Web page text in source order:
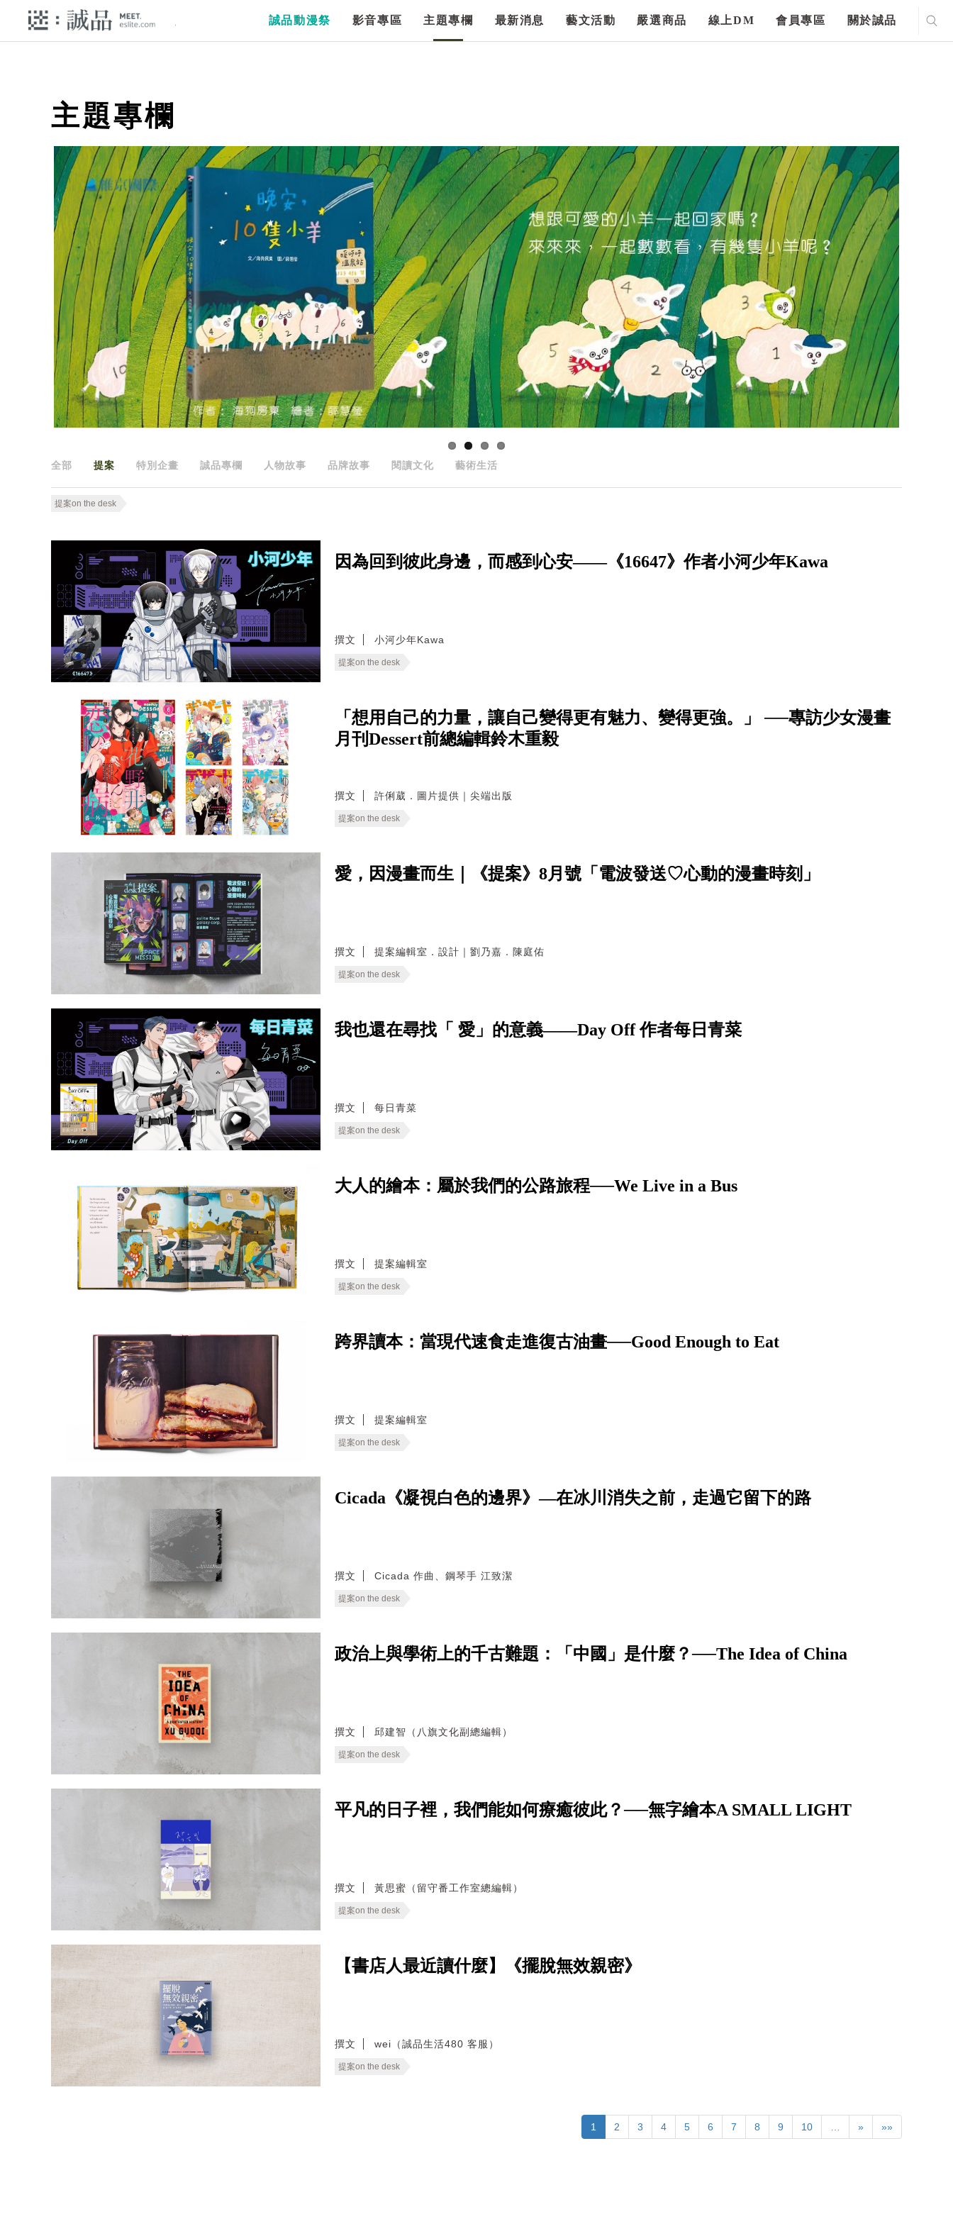
誠品動漫祭 影音專區 主題專欄 最新消息 藝文活動 嚴選商品 線上DM 會員專區 關於誠品
主題專欄
全部 提案 特別企畫 誠品專欄 人物故事 品牌故事 閱讀文化 藝術生活
提案on the desk
因為回到彼此身邊，而感到心安——《16647》作者小河少年Kawa
撰文 小河少年Kawa
提案on the desk
「想用自己的力量，讓自己變得更有魅力、變得更強。」 ──專訪少女漫畫
月刊Dessert前總編輯鈴木重毅
撰文 許俐葳．圖片提供｜尖端出版
提案on the desk
愛，因漫畫而生｜《提案》8月號「電波發送♡心動的漫畫時刻」
撰文 提案編輯室．設計｜劉乃嘉．陳庭佑
提案on the desk
我也還在尋找「 愛」的意義——Day Off 作者每日青菜
撰文 每日青菜
提案on the desk
大人的繪本：屬於我們的公路旅程──We Live in a Bus
撰文 提案編輯室
提案on the desk
跨界讀本：當現代速食走進復古油畫──Good Enough to Eat
撰文 提案編輯室
提案on the desk
Cicada《凝視白色的邊界》—在冰川消失之前，走過它留下的路
撰文 Cicada 作曲、鋼琴手 江致潔
提案on the desk
政治上與學術上的千古難題：「中國」是什麼？──The Idea of China
撰文 邱建智（八旗文化副總編輯）
提案on the desk
平凡的日子裡，我們能如何療癒彼此？──無字繪本A SMALL LIGHT
撰文 黃思蜜（留守番工作室總編輯）
提案on the desk
【書店人最近讀什麼】《擺脫無效親密》
撰文 wei（誠品生活480 客服）
提案on the desk
1 2 3 4 5 6 7 8 9 10 … » »»